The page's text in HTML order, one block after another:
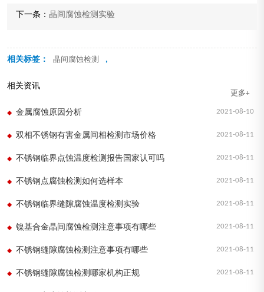
下一条： 晶间腐蚀检测实验
相关标签： 晶间腐蚀检测 ,
相关资讯
更多+
2021-08-10
金属腐蚀原因分析
2021-08-11
双相不锈钢有害金属间相检测市场价格
2021-08-11
不锈钢临界点蚀温度检测报告国家认可吗
2021-08-11
不锈钢点腐蚀检测如何选样本
2021-08-11
不锈钢临界缝隙腐蚀温度检测实验
2021-08-11
镍基合金晶间腐蚀检测注意事项有哪些
2021-08-11
不锈钢缝隙腐蚀检测注意事项有哪些
2021-08-11
不锈钢缝隙腐蚀检测哪家机构正规